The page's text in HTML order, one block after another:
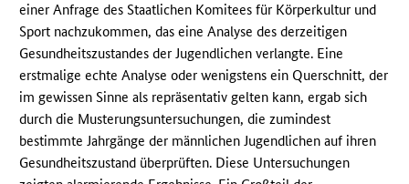
einer Anfrage des Staatlichen Komitees für Körperkultur und
Sport nachzukommen, das eine Analyse des derzeitigen
Gesundheitszustandes der Jugendlichen verlangte. Eine
erstmalige echte Analyse oder wenigstens ein Querschnitt, der
im gewissen Sinne als repräsentativ gelten kann, ergab sich
durch die Musterungsuntersuchungen, die zumindest
bestimmte Jahrgänge der männlichen Jugendlichen auf ihren
Gesundheitszustand überprüften. Diese Untersuchungen